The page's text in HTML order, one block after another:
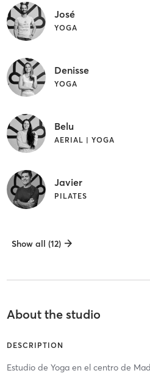
José
YOGA
Denisse
YOGA
Belu
AERIAL | YOGA
Javier
PILATES
Show all (12)
About the studio
DESCRIPTION
Estudio de Yoga en el centro de